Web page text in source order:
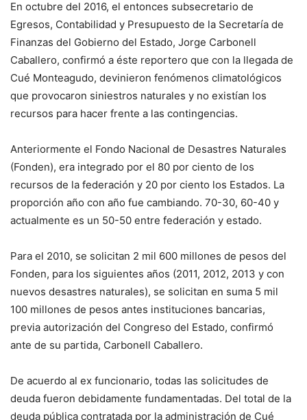
En octubre del 2016, el entonces subsecretario de
Egresos, Contabilidad y Presupuesto de la Secretaría de
Finanzas del Gobierno del Estado, Jorge Carbonell
Caballero, confirmó a éste reportero que con la llegada de
Cué Monteagudo, devinieron fenómenos climatológicos
que provocaron siniestros naturales y no existían los
recursos para hacer frente a las contingencias.
Anteriormente el Fondo Nacional de Desastres Naturales
(Fonden), era integrado por el 80 por ciento de los
recursos de la federación y 20 por ciento los Estados. La
proporción año con año fue cambiando. 70-30, 60-40 y
actualmente es un 50-50 entre federación y estado.
Para el 2010, se solicitan 2 mil 600 millones de pesos del
Fonden, para los siguientes años (2011, 2012, 2013 y con
nuevos desastres naturales), se solicitan en suma 5 mil
100 millones de pesos antes instituciones bancarias,
previa autorización del Congreso del Estado, confirmó
ante de su partida, Carbonell Caballero.
De acuerdo al ex funcionario, todas las solicitudes de
deuda fueron debidamente fundamentadas. Del total de la
deuda pública contratada por la administración de Cué